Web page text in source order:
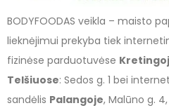
BODYFOODAS veikla – maisto
lieknėjimui prekyba tiek
fizinėse parduotuvėse
Telšiuose: Sedos g. 1 bei
sandėlis Palangoje, Malūno g.